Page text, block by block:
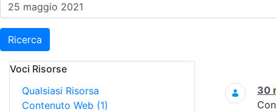
Ricerca
Voci Risorse
Qualsiasi Risorsa
Contenuto Web (1)
Ricerca
30